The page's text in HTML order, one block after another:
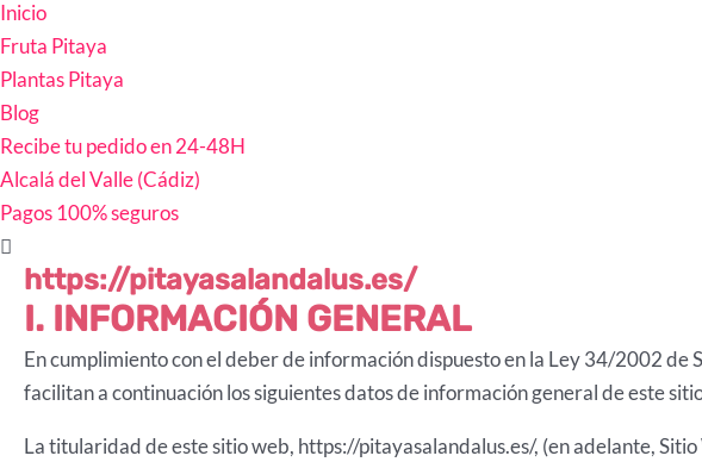
Inicio
Fruta Pitaya
Plantas Pitaya
Blog
Recibe tu pedido en 24-48H
Alcalá del Valle (Cádiz)
Pagos 100% seguros
https://pitayasalandalus.es/
I. INFORMACIÓN GENERAL
En cumplimiento con el deber de información dispuesto en la Ley 34/2002 de
facilitan a continuación los siguientes datos de información general de este
La titularidad de este sitio web, https://pitayasalandalus.es/, (en adelante,